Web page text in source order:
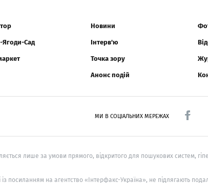
Ягоди-Сад
Новини
Інтерв'ю
Точка зору
Анонс подій
МИ В СОЦІАЛЬНИХ МЕРЕЖАХ
лише за умови прямого, відкритого для пошукових систем,
із посиланням на агентство «Інтерфакс-Україна», не підлягають